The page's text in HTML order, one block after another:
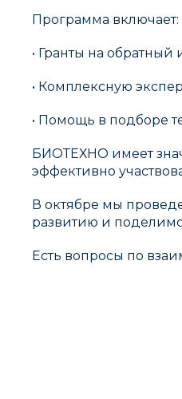
Программа включает:
• Гранты на
• Комплексную
• Помощь в подборе
БИОТЕХНО имеет
эффективно
В октябре мы
развитию и
Есть вопросы по